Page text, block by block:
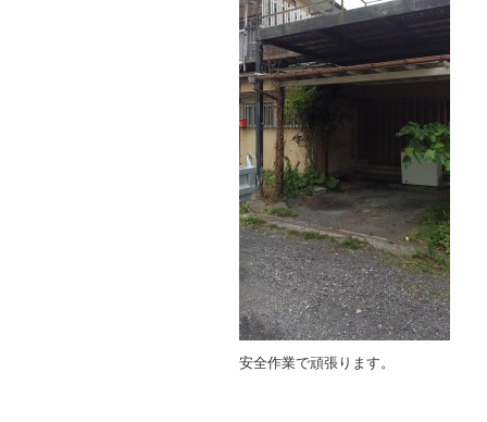
安全作業で頑張ります。